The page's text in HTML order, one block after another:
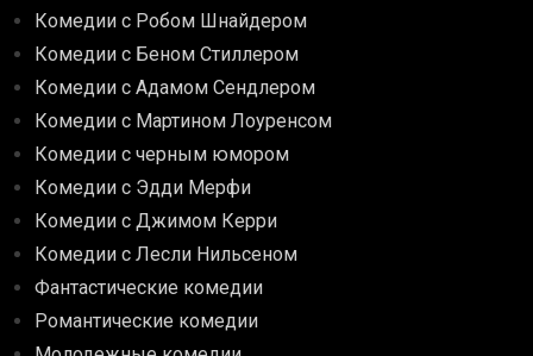
Комедии с Робом Шнайдером
Комедии с Беном Стиллером
Комедии с Адамом Сендлером
Комедии с Мартином Лоуренсом
Комедии с черным юмором
Комедии с Эдди Мерфи
Комедии с Джимом Керри
Комедии с Лесли Нильсеном
Фантастические комедии
Романтические комедии